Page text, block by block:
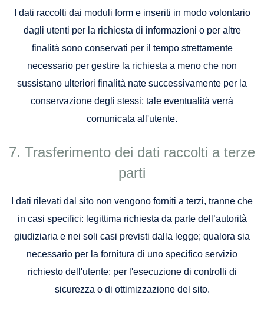
I dati raccolti dai moduli form e inseriti in modo volontario
dagli utenti per la richiesta di informazioni o per altre
finalità sono conservati per il tempo strettamente
necessario per gestire la richiesta a meno che non
sussistano ulteriori finalità nate successivamente per la
conservazione degli stessi; tale eventualità verrà
comunicata all'utente.
Trasferimento dei dati raccolti a terze
parti
I dati rilevati dal sito non vengono forniti a terzi, tranne che
in casi specifici: legittima richiesta da parte dell’autorità
giudiziaria e nei soli casi previsti dalla legge; qualora sia
necessario per la fornitura di uno specifico servizio
richiesto dell'utente; per l'esecuzione di controlli di
sicurezza o di ottimizzazione del sito.